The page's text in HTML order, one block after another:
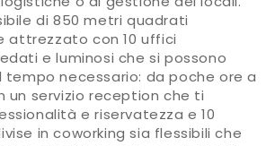
di 850 metri quadrati
attrezzato con 10 uffici
e luminosi che si possono
tempo necessario: da poche ore a
un servizio reception che ti
e riservatezza e 10
in coworking sia flessibili che